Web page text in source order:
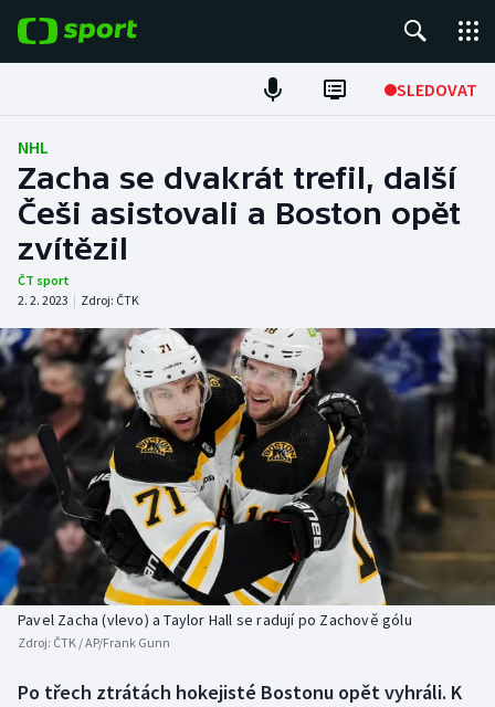
SLEDOVAT
ME v atletice
ME v plavání
Fotbal
Hokej
Tenis
DALŠÍ SPORTY
Americký fotbal
Atletika
Baseball a softbal
Basketbal
NEPŘEHLÉDNĚTE
Soutěže
Historické návraty
Aplikace ČT sport
NHL
Zacha se dvakrát trefil, další
Češi asistovali a Boston opět
zvítězil
ČT sport
2. 2. 2023 | Zdroj: ČTK
Pavel Zacha (vlevo) a Taylor Hall se radují po Zachově gólu
Zdroj: ČTK / AP/Frank Gunn
Po třech ztrátách hokejisté Bostonu opět vyhráli. K